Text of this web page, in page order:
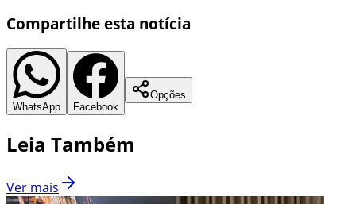
Compartilhe esta notícia
WhatsApp Facebook
Opções
Leia Também
Ver mais